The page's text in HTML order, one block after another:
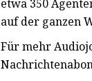
etwa 350
auf der ganzen
Für mehr